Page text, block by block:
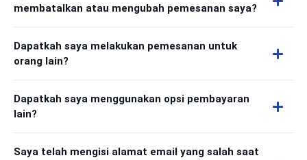
membatalkan atau mengubah pemesanan saya?
Dapatkah saya melakukan pemesanan untuk
orang lain?
Dapatkah saya menggunakan opsi pembayaran
lain?
Saya telah mengisi alamat email yang salah saat